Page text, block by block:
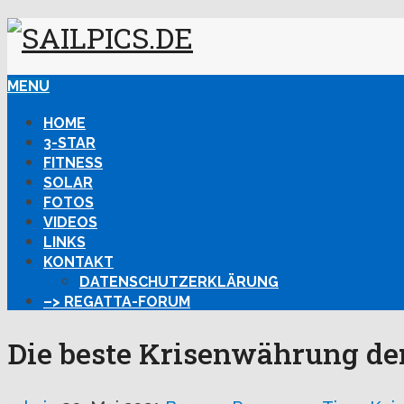
MENU
HOME
3-STAR
FITNESS
SOLAR
FOTOS
VIDEOS
LINKS
KONTAKT
DATENSCHUTZERKLÄRUNG
–> REGATTA-FORUM
Die beste Krisenwährung